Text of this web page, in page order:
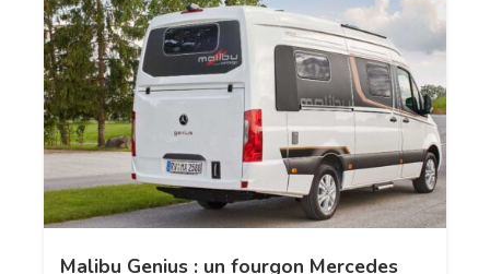
Malibu Genius : un fourgon Mercedes